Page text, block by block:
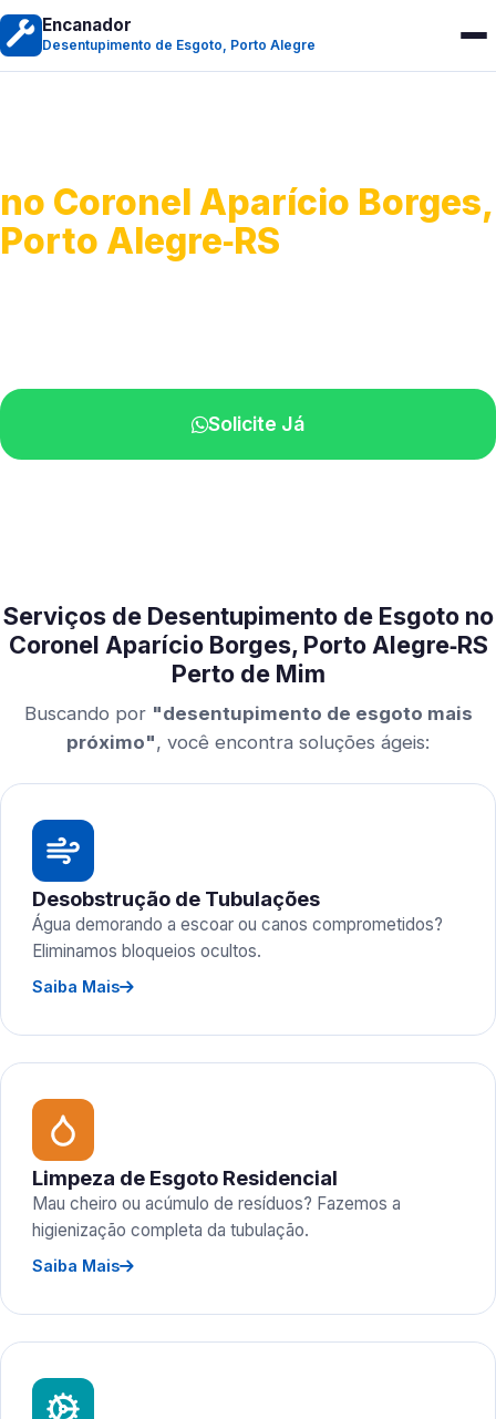
Encanador
Desentupimento de Esgoto, Porto Alegre
no Coronel Aparício Borges,
Porto Alegre‑RS
Solicite Já
Serviços de Desentupimento de Esgoto no
Coronel Aparício Borges, Porto Alegre‑RS
Perto de Mim
Buscando por "desentupimento de esgoto mais
próximo", você encontra soluções ágeis:
Desobstrução de Tubulações
Água demorando a escoar ou canos comprometidos?
Eliminamos bloqueios ocultos.
Saiba Mais
Limpeza de Esgoto Residencial
Mau cheiro ou acúmulo de resíduos? Fazemos a
higienização completa da tubulação.
Saiba Mais